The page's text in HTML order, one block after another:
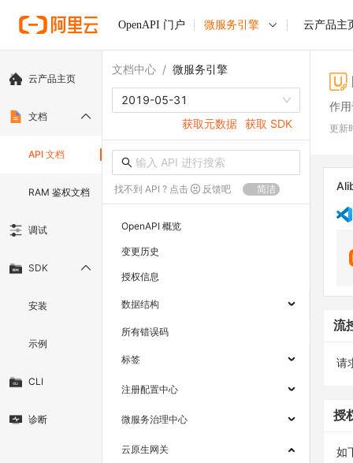
OpenAPI 门户 微服务引擎 云产品主
云产品主页
文档
API 文档
RAM 鉴权文档
调试
SDK
安装
示例
CLI
诊断
文档中心 / 微服务引擎
2019-05-31
获取元数据 获取 SDK
找不到 API ? 点击 反馈吧 简洁
OpenAPI 概览
变更历史
授权信息
数据结构
所有错误码
标签
注册配置中心
微服务治理中心
云原生网关
作
更新
流
请
授
如